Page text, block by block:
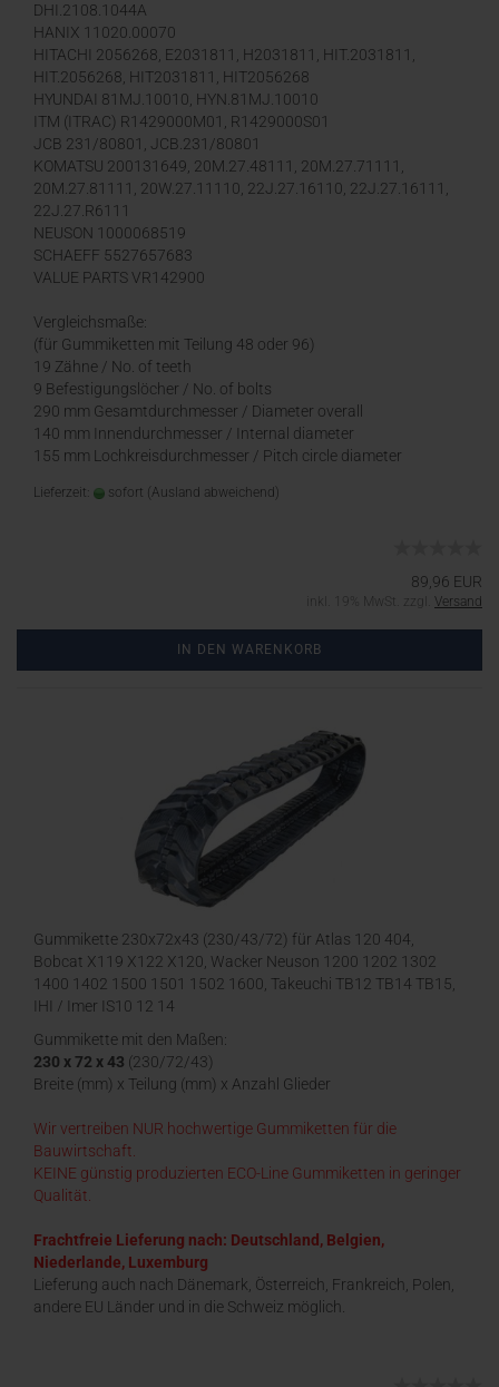
DHI.2108.1044A
HANIX 11020.00070
HITACHI 2056268, E2031811, H2031811, HIT.2031811,
HIT.2056268, HIT2031811, HIT2056268
HYUNDAI 81MJ.10010, HYN.81MJ.10010
ITM (ITRAC) R1429000M01, R1429000S01
JCB 231/80801, JCB.231/80801
KOMATSU 200131649, 20M.27.48111, 20M.27.71111,
20M.27.81111, 20W.27.11110, 22J.27.16110, 22J.27.16111,
22J.27.R6111
NEUSON 1000068519
SCHAEFF 5527657683
VALUE PARTS VR142900
Vergleichsmaße:
(für Gummiketten mit Teilung 48 oder 96)
19 Zähne / No. of teeth
9 Befestigungslöcher / No. of bolts
290 mm Gesamtdurchmesser / Diameter overall
140 mm Innendurchmesser / Internal diameter
155 mm Lochkreisdurchmesser / Pitch circle diameter
Lieferzeit: sofort (Ausland abweichend)
89,96 EUR
inkl. 19% MwSt. zzgl. Versand
IN DEN WARENKORB
Gummikette 230x72x43 (230/43/72) für Atlas 120 404,
Bobcat X119 X122 X120, Wacker Neuson 1200 1202 1302
1400 1402 1500 1501 1502 1600, Takeuchi TB12 TB14 TB15,
IHI / Imer IS10 12 14
Gummikette mit den Maßen:
230 x 72 x 43 (230/72/43)
Breite (mm) x Teilung (mm) x Anzahl Glieder
Wir vertreiben NUR hochwertige Gummiketten für die
Bauwirtschaft.
KEINE günstig produzierten ECO-Line Gummiketten in geringer
Qualität.
Frachtfreie Lieferung nach: Deutschland, Belgien,
Niederlande, Luxemburg
Lieferung auch nach Dänemark, Österreich, Frankreich, Polen,
andere EU Länder und in die Schweiz möglich.